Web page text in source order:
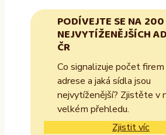
PODÍVEJTE SE NA 200
NEJVYTÍŽENĚJŠÍCH
ČR
Co signalizuje počet firem
adrese a jaká sídla jsou
nejvytíženější? Zjistěte v
velkém přehledu.
Zjistit víc